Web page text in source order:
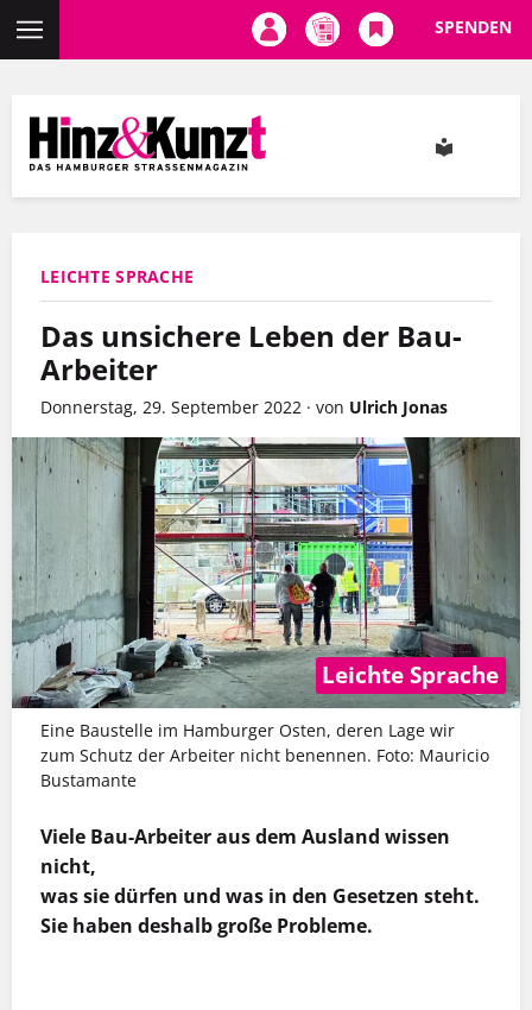
Inhalt
SPENDEN
LEICHTE SPRACHE
Das unsichere Leben der Bau-
Arbeiter
Donnerstag, 29. September 2022 · von Ulrich Jonas
Leichte Sprache
Eine Baustelle im Hamburger Osten, deren Lage wir
zum Schutz der Arbeiter nicht benennen. Foto: Mauricio
Bustamante
Viele Bau-Arbeiter aus dem Ausland wissen
nicht,
was sie dürfen und was in den Gesetzen steht.
Sie haben deshalb große Probleme.
MEHR INFOS